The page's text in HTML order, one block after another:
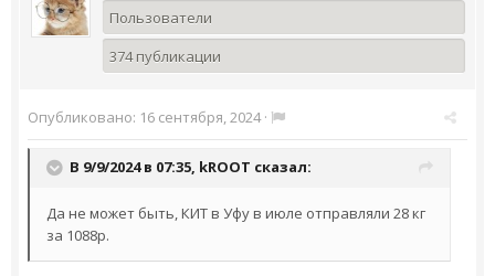
Пользователи
374 публикации
Опубликовано: 16 сентября, 2024·
В 9/9/2024 в 07:35, kROOT сказал:
Да не может быть, КИТ в Уфу в июле отправляли 28 кг
за 1088р.